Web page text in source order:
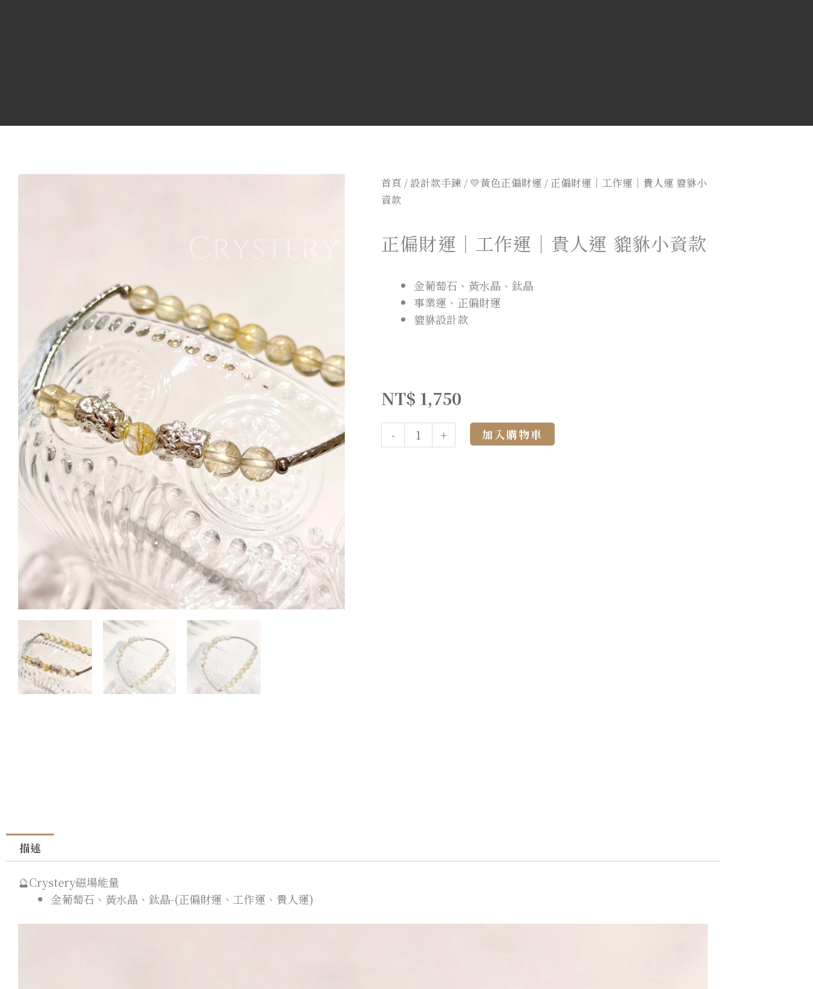
首頁 /設計款手鍊 / 💛黃色正偏財運 / 正偏財運｜工作運｜貴人運 貔貅小
資款
正偏財運｜工作運｜貴人運 貔貅小資款
金葡萄石、黃水晶、鈦晶
事業運、正偏財運
貔貅設計款
NT$ 1,750
- + 加入購物車
描述
🔮Crystery磁場能量
金葡萄石、黃水晶、鈦晶-(正偏財運、工作運、貴人運)